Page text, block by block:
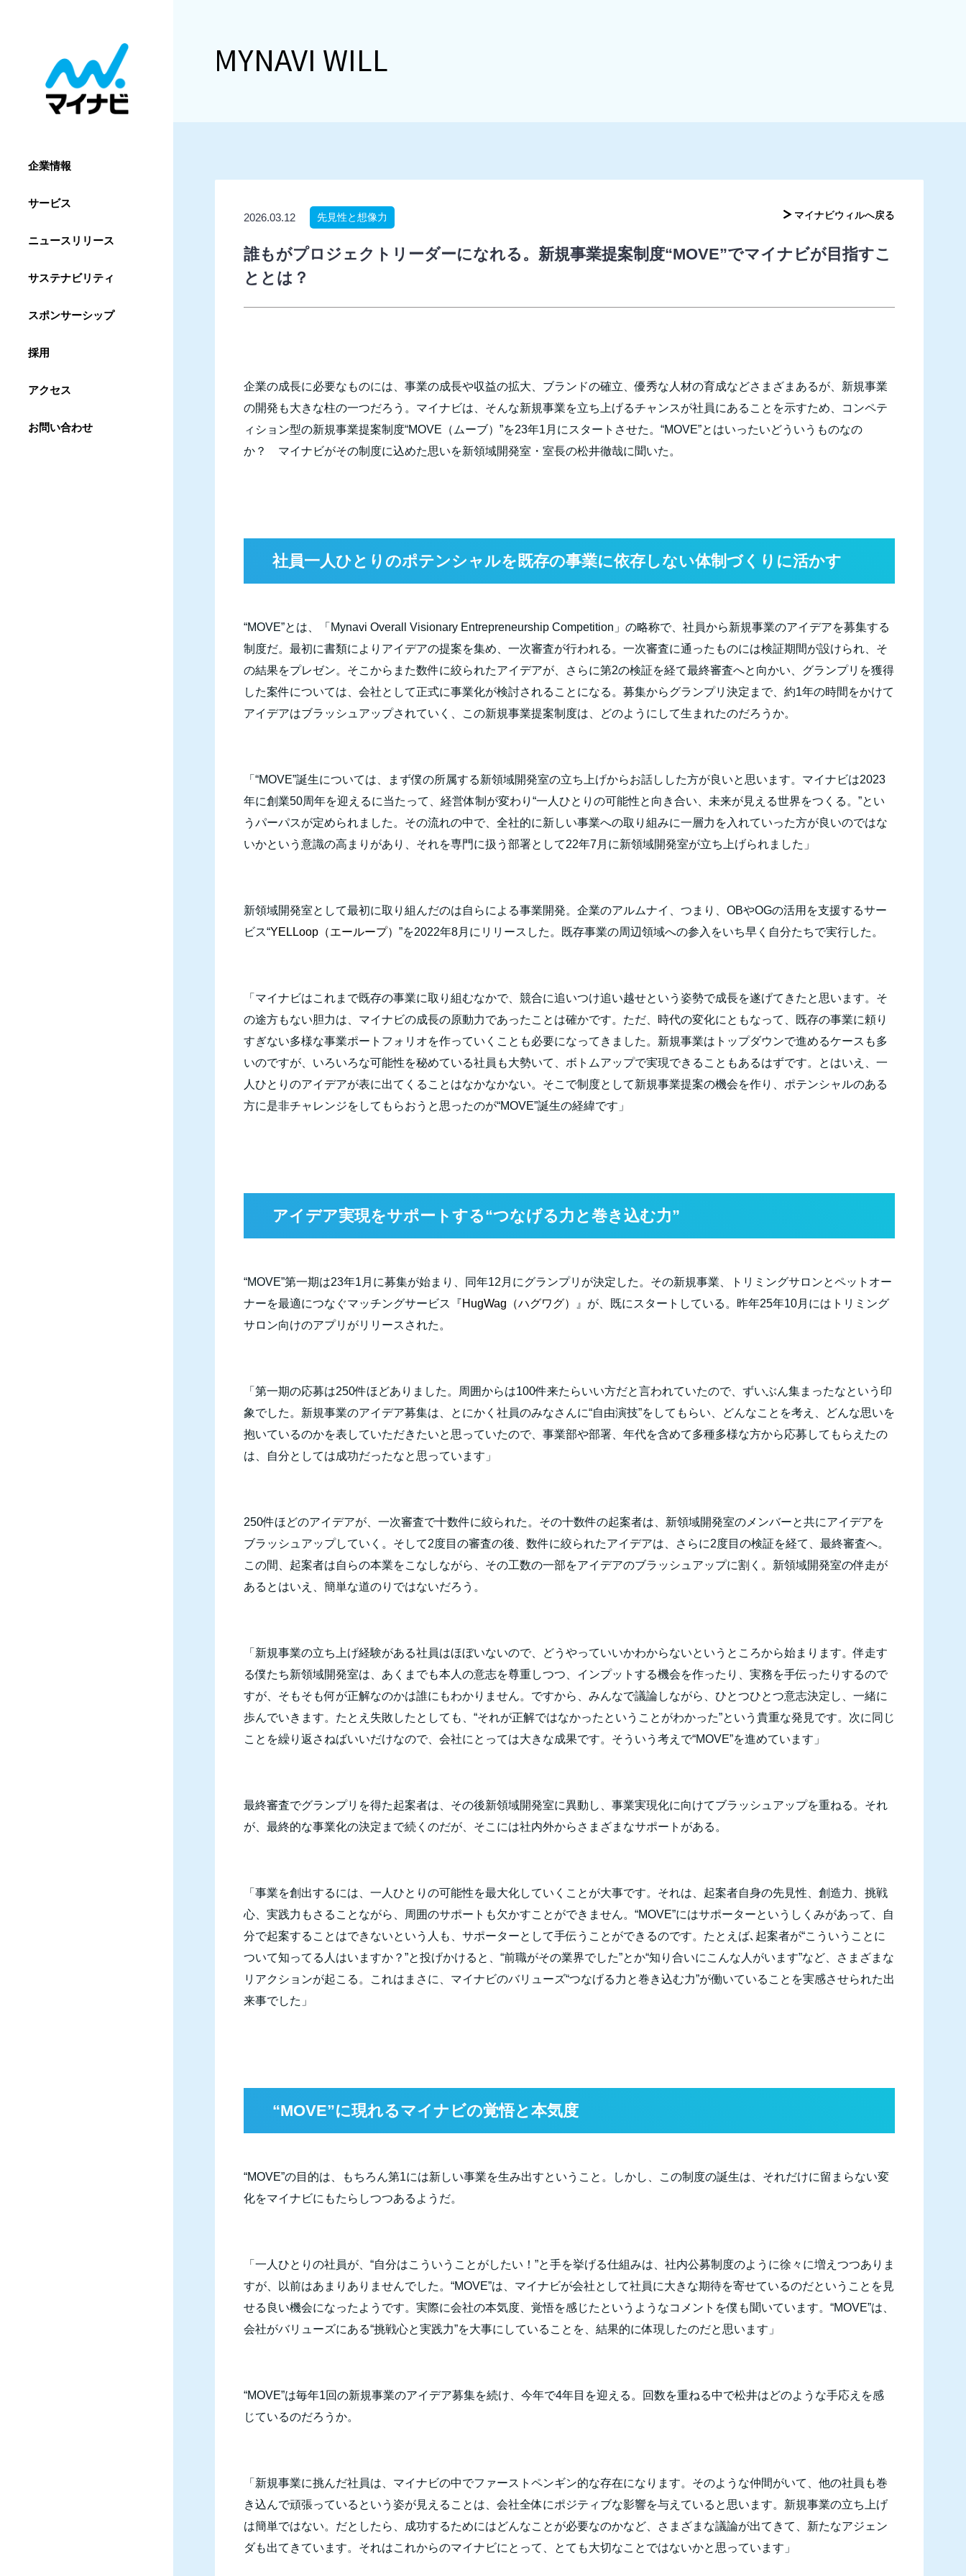
企業情報
サービス
ニュースリリース
サステナビリティ
スポンサーシップ
採用
アクセス
お問い合わせ
MYNAVI WILL
マイナビウィルへ戻る
2026.03.12 先見性と想像力 マイナビウィルへ戻る
誰もがプロジェクトリーダーになれる。新規事業提案制度“MOVE”でマイナビが目指すこ
ととは？
企業の成長に必要なものには、事業の成長や収益の拡大、ブランドの確立、優秀な人材の育成などさまざまあるが、新規事業
の開発も大きな柱の一つだろう。マイナビは、そんな新規事業を立ち上げるチャンスが社員にあることを示すため、コンペテ
ィション型の新規事業提案制度“MOVE （ムーブ）”を23年1 月にスタートさせた。“MOVE”とはいったいどういうものなの
か？ マイナビがその制度に込めた思いを新領域開発室・室長の松井徹哉に聞いた。
社員一人ひとりのポテンシャルを既存の事業に依存しない体制づくりに活かす
“MOVE”とは、「 Mynavi Overall Visionary Entrepreneurship Competition 」の略称で、社員から新規事業のアイデアを募集する
制度だ。最初に書類によりアイデアの提案を集め、一次審査が行われる。一次審査に通ったものには検証期間が設けられ、そ
の結果をプレゼン。そこからまた数件に絞られたアイデアが、さらに第2の検証を経て最終審査へと向かい、グランプリを獲得
した案件については、会社として正式に事業化が検討されることになる。募集からグランプリ決定まで、約1年の時間をかけて
アイデアはブラッシュアップされていく、この新規事業提案制度は、どのようにして生まれたのだろうか。
「“MOVE”誕生については、まず僕の所属する新領域開発室の立ち上げからお話しした方が良いと思います。マイナビは2023
年に創業50周年を迎えるに当たって、経営体制が変わり“一人ひとりの可能性と向き合い、未来が見える世界をつくる。”とい
うパーパスが定められました。その流れの中で、全社的に新しい事業への取り組みに一層力を入れていった方が良いのではな
いかという意識の高まりがあり、それを専門に扱う部署として22年7月に新領域開発室が立ち上げられました」
新領域開発室として最初に取り組んだのは自らによる事業開発。企業のアルムナイ、つまり、 OBやOGの活用を支援するサー
ビス“YELLoop（エーループ） ”を2022年8月にリリースした。既存事業の周辺領域への参入をいち早く自分たちで実行した。
「マイナビはこれまで既存の事業に取り組むなかで、競合に追いつけ追い越せという姿勢で成長を遂げてきたと思います。そ
の途方もない胆力は、マイナビの成長の原動力であったことは確かです。ただ、時代の変化にともなって、既存の事業に頼り
すぎない多様な事業ポートフォリオを作っていくことも必要になってきました。新規事業はトップダウンで進めるケースも多
いのですが、いろいろな可能性を秘めている社員も大勢いて、ボトムアップで実現できることもあるはずです。とはいえ、一
人ひとりのアイデアが表に出てくることはなかなかない。そこで制度として新規事業提案の機会を作り、ポテンシャルのある
方に是非チャレンジをしてもらおうと思ったのが“MOVE”誕生の経緯です」
アイデア実現をサポートする“つなげる力と巻き込む力”
“MOVE”第一期は23年1 月に募集が始まり、同年12 月にグランプリが決定した。その新規事業、トリミングサロンとペットオー
ナーを最適につなぐマッチングサービス『HugWag（ハグワグ） 』が、既にスタートしている。昨年25年10月にはトリミング
サロン向けのアプリがリリースされた。
「第一期の応募は250件ほどありました。周囲からは100件来たらいい方だと言われていたので、ずいぶん集まったなという印
象でした。新規事業のアイデア募集は、とにかく社員のみなさんに“自由演技”をしてもらい、どんなことを考え、どんな思いを
抱いているのかを表していただきたいと思っていたので、事業部や部署、年代を含めて多種多様な方から応募してもらえたの
は、自分としては成功だったなと思っています」
250件ほどのアイデアが、一次審査で十数件に絞られた。その十数件の起案者は、新領域開発室のメンバーと共にアイデアを
ブラッシュアップしていく。そして2度目の審査の後、数件に絞られたアイデアは、さらに2度目の検証を経て、最終審査へ。
この間、起案者は自らの本業をこなしながら、その工数の一部をアイデアのブラッシュアップに割く。新領域開発室の伴走が
あるとはいえ、簡単な道のりではないだろう。
「新規事業の立ち上げ経験がある社員はほぼいないので、どうやっていいかわからないというところから始まります。伴走す
る僕たち新領域開発室は、あくまでも本人の意志を尊重しつつ、インプットする機会を作ったり、実務を手伝ったりするので
すが、そもそも何が正解なのかは誰にもわかりません。ですから、みんなで議論しながら、ひとつひとつ意志決定し、一緒に
歩んでいきます。たとえ失敗したとしても、“それが正解ではなかったということがわかった”という貴重な発見です。次に同じ
ことを繰り返さねばいいだけなので、会社にとっては大きな成果です。そういう考えで“MOVE”を進めています」
最終審査でグランプリを得た起案者は、その後新領域開発室に異動し、事業実現化に向けてブラッシュアップを重ねる。それ
が、最終的な事業化の決定まで続くのだが、そこには社内外からさまざまなサポートがある。
「事業を創出するには、一人ひとりの可能性を最大化していくことが大事です。それは、起案者自身の先見性、創造力、挑戦
心、実践力もさることながら、周囲のサポートも欠かすことができません。“MOVE”にはサポーターというしくみがあって、自
分で起案することはできないという人も、サポーターとして手伝うことができるのです。たとえば､起案者が“こういうことに
ついて知ってる人はいますか？”と投げかけると、“前職がその業界でした”とか“知り合いにこんな人がいます”など、さまざまな
リアクションが起こる。これはまさに、マイナビのバリューズ“つなげる力と巻き込む力”が働いていることを実感させられた出
来事でした」
“MOVE”に現れるマイナビの覚悟と本気度
“MOVE”の目的は、もちろん第1には新しい事業を生み出すということ。しかし、この制度の誕生は、それだけに留まらない変
化をマイナビにもたらしつつあるようだ。
「一人ひとりの社員が、“自分はこういうことがしたい！”と手を挙げる仕組みは、社内公募制度のように徐々に増えつつありま
すが、以前はあまりありませんでした。“MOVE”は、マイナビが会社として社員に大きな期待を寄せているのだということを見
せる良い機会になったようです。実際に会社の本気度、覚悟を感じたというようなコメントを僕も聞いています。“MOVE”は、
会社がバリューズにある“挑戦心と実践力”を大事にしていることを、結果的に体現したのだと思います」
“MOVE”は毎年1回の新規事業のアイデア募集を続け、今年で4年目を迎える。回数を重ねる中で松井はどのような手応えを感
じているのだろうか。
「新規事業に挑んだ社員は、マイナビの中でファーストペンギン的な存在になります。そのような仲間がいて、他の社員も巻
き込んで頑張っているという姿が見えることは、会社全体にポジティブな影響を与えていると思います。新規事業の立ち上げ
は簡単ではない。だとしたら、成功するためにはどんなことが必要なのかなど、さまざまな議論が出てきて、新たなアジェン
ダも出てきています。それはこれからのマイナビにとって、とても大切なことではないかと思っています」